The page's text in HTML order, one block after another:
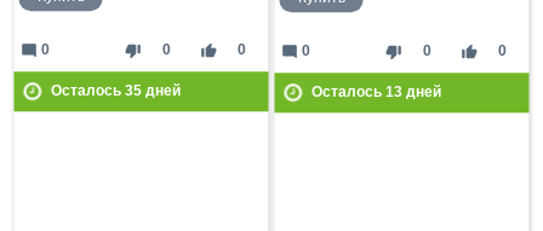
thumb_down 0 thumb_up 0
mode_comment 0
Осталось 13дней
thumb_down 0 thumb_up 0
mode_comment 0
Осталось 35дней